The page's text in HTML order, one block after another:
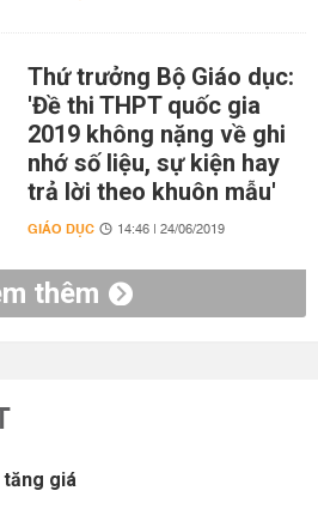
Thứ trưởng Bộ Giáo dục:
'Đề thi THPT quốc gia
2019 không nặng về ghi
nhớ số liệu, sự kiện hay
trả lời theo khuôn mẫu'
GIÁO DỤC 14:46 | 24/06/2019
thêm
tăng giá